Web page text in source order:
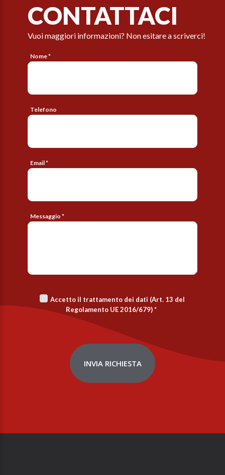
CONTATTACI
Vuoi maggiori informazioni? Non esitare a scriverci!
Nome *
Telefono
Email *
Messaggio *
Accetto il trattamento dei dati (Art. 13 del
Regolamento UE 2016/679)*
INVIA RICHIESTA